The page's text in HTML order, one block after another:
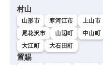
村山
山形市 寒河江市 上山市
尾花沢市
山辺町 中山町
大江町
大石田町
置賜